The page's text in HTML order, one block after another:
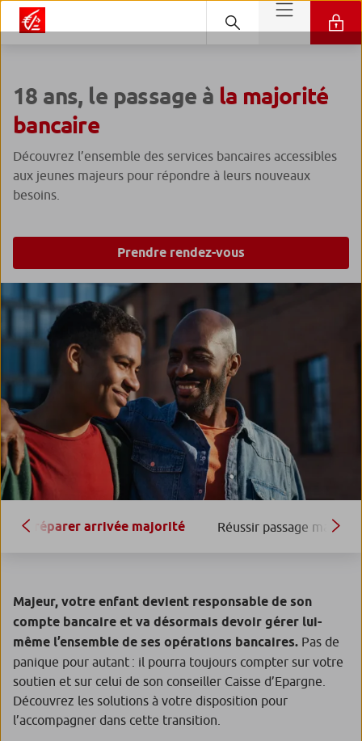
18 ans, le passage à la majorité
bancaire
Découvrez l’ensemble des services bancaires accessibles
aux jeunes majeurs pour répondre à leurs nouveaux
besoins.
Prendre rendez-vous
Préparer arrivée majorité Réussir passage majorité
Majeur, votre enfant devient responsable de son
compte bancaire et va désormais devoir gérer lui-
même l’ensemble de ses opérations bancaires. Pas de
panique pour autant : il pourra toujours compter sur votre
soutien et sur celui de son conseiller Caisse d’Epargne.
Découvrez les solutions à votre disposition pour
l’accompagner dans cette transition.